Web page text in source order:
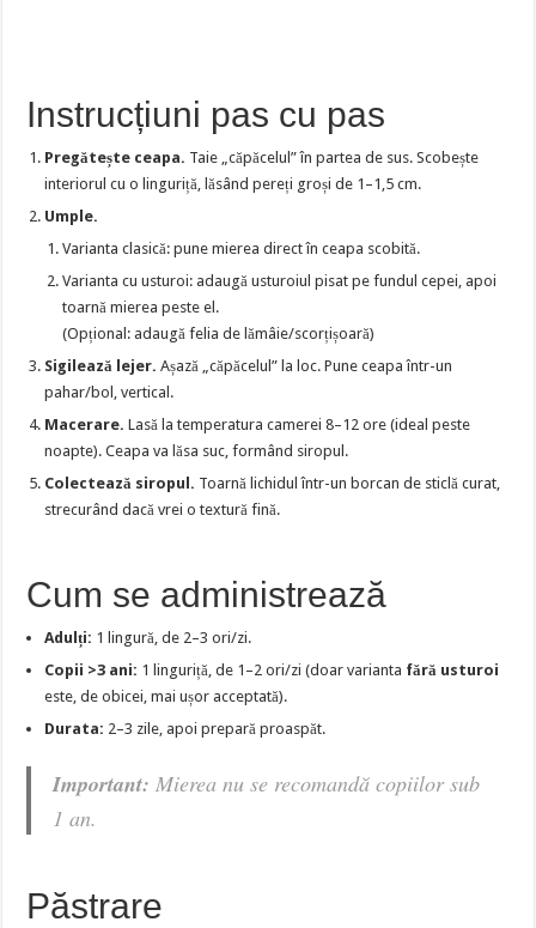
Instrucțiuni pas cu pas
Pregătește ceapa. Taie „căpăcelul” în partea de sus. Scobește
interiorul cu o linguriță, lăsând pereți groși de 1–1,5 cm.
Umple.
Varianta clasică: pune mierea direct în ceapa scobită.
Varianta cu usturoi: adaugă usturoiul pisat pe fundul cepei, apoi
toarnă mierea peste el.
(Opțional: adaugă felia de lămâie/scorțișoară)
Sigilează lejer. Așază „căpăcelul” la loc. Pune ceapa într-un
pahar/bol, vertical.
Macerare. Lasă la temperatura camerei 8–12 ore (ideal peste
noapte). Ceapa va lăsa suc, formând siropul.
Colectează siropul. Toarnă lichidul într-un borcan de sticlă curat,
strecurând dacă vrei o textură fină.
Cum se administrează
Adulți: 1 lingură, de 2–3 ori/zi.
Copii >3 ani: 1 linguriță, de 1–2 ori/zi (doar varianta fără usturoi
este, de obicei, mai ușor acceptată).
Durata: 2–3 zile, apoi prepară proaspăt.
Important: Mierea nu se recomandă copiilor sub
1 an.
Păstrare